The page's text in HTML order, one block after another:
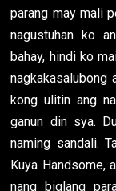
parang may mali
nagustuhan ko
bahay, hindi ko
nagkakasalubong
kong ulitin ang
ganun din sya.
naming sandali.
Kuya Handsome,
nang biglang